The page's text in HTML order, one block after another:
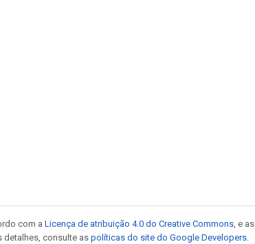
com a Licença de atribuição 4.0 do Creative Commons , e as
detalhes, consulte aspolíticas do site do Google Developers